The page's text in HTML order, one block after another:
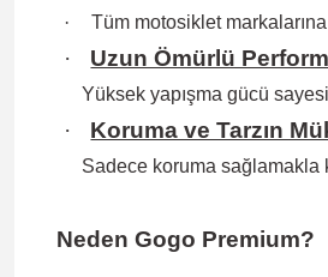
· Tüm motosiklet
· Uzun Ömürlü
Yüksek yapışma gücü
· Koruma ve Tarzın
Sadece koruma sağlamakla
Neden Gogo Premium?